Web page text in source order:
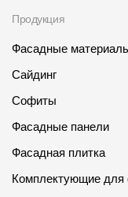
Комплектующие
Мягкая кровля
Продукция
Фасадные
Сайдинг
Софиты
Фасадные панели
Фасадная плитка
Комплектующие для